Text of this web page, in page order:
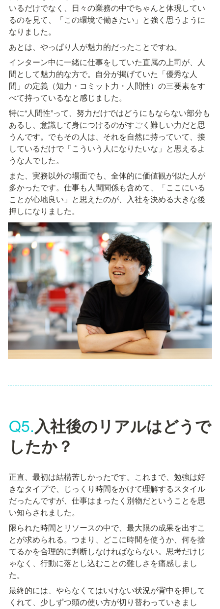
いるだけでなく、日々の業務の中でちゃんと体現してい
るのを見て、「この環境で働きたい」と強く思うように
なりました。
あとは、やっぱり人が魅力的だったことですね。
インターン中に一緒に仕事をしていた直属の上司が、人
間として魅力的な方で。自分が掲げていた「優秀な人
間」の定義（知力・コミット力・人間性）の三要素をす
べて持っているなと感じました。
特に“人間性”って、努力だけではどうにもならない部分も
あるし、意識して身につけるのがすごく難しい力だと思
うんです。でもその人は、それを自然に持っていて、接
しているだけで「こういう人になりたいな」と思えるよ
うな人でした。
また、実務以外の場面でも、全体的に価値観が似た人が
多かったです。仕事も人間関係も含めて、「ここにいる
ことが心地良い」と思えたのが、入社を決める大きな後
押しになりました。
Q5.入社後のリアルはどうで
したか？
正直、最初は結構苦しかったです。これまで、勉強は好
きなタイプで、じっくり時間をかけて理解するスタイル
だったんですが、仕事はまったく別物だということを思
い知らされました。
限られた時間とリソースの中で、最大限の成果を出すこ
とが求められる。つまり、どこに時間を使うか、何を捨
てるかを合理的に判断しなければならない。思考だけじ
ゃなく、行動に落とし込むことの難しさを痛感しまし
た。
最終的には、やらなくてはいけない状況が背中を押して
くれて、少しずつ頭の使い方が切り替わっていきまし